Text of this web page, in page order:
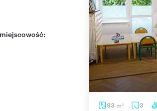
miejscowość:
83 m2 3